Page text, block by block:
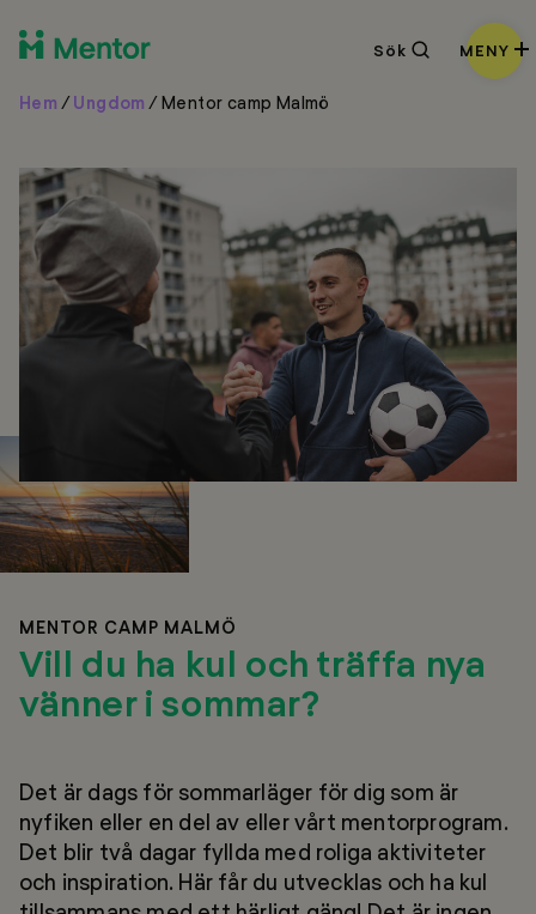
Sök Sök MENY
Hem /Ungdom /Mentor camp Malmö
MENTOR CAMP MALMÖ
Vill du ha kul och träffa nya
vänner i sommar?
Det är dags för sommarläger för dig som är
nyfiken eller en del av eller vårt mentorprogram.
Det blir två dagar fyllda med roliga aktiviteter
och inspiration. Här får du utvecklas och ha kul